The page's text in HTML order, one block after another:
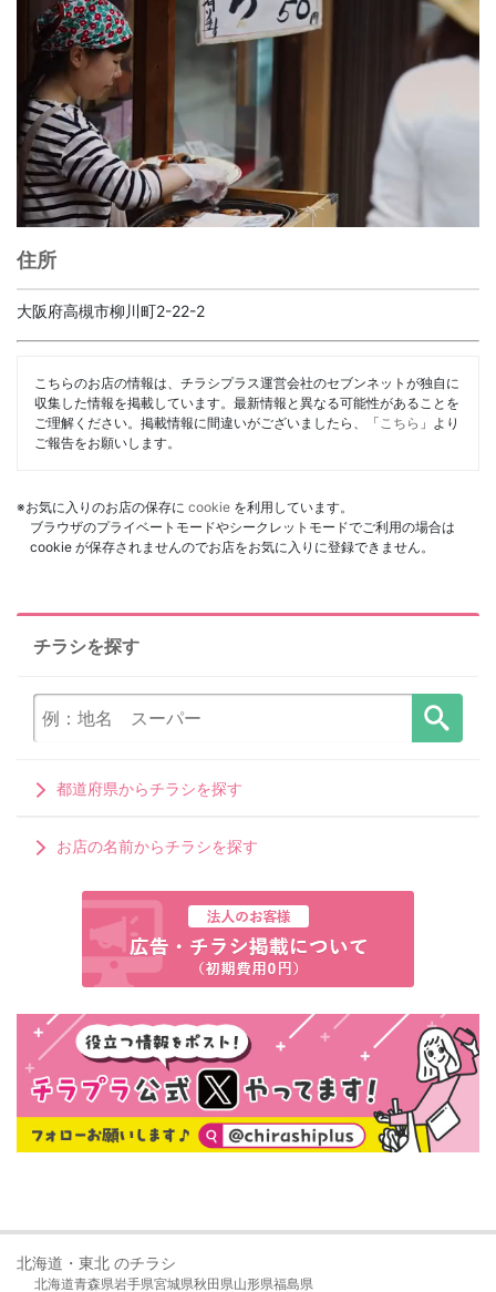
住所
大阪府高槻市柳川町2-22-2
こちらのお店の情報は、チラシプラス運営会社のセブンネットが独自に
収集した情報を掲載しています。最新情報と異なる可能性があることを
ご理解ください。掲載情報に間違いがございましたら、「 こちら 」より
ご報告をお願いします。
※お気に入りのお店の保存に cookie を利用しています。
ブラウザのプライベートモードやシークレットモードでご利用の場合は
cookie が保存されませんのでお店をお気に入りに登録できません。
チラシを探す
都道府県からチラシを探す
お店の名前からチラシを探す
北海道・東北 のチラシ
北海道青森県岩手県宮城県秋田県山形県福島県